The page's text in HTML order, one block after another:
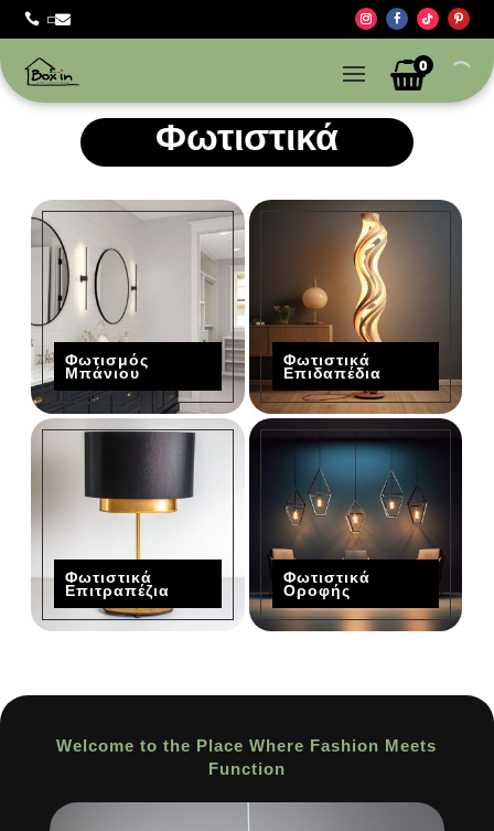
 
0
Φωτιστικά
Φωτισμός
Μπάνιου
Φωτιστικά
Επιδαπέδια
Φωτιστικά
Επιτραπέζια
Φωτιστικά
Οροφής
Welcome to the Place Where Fashion Meets
Function